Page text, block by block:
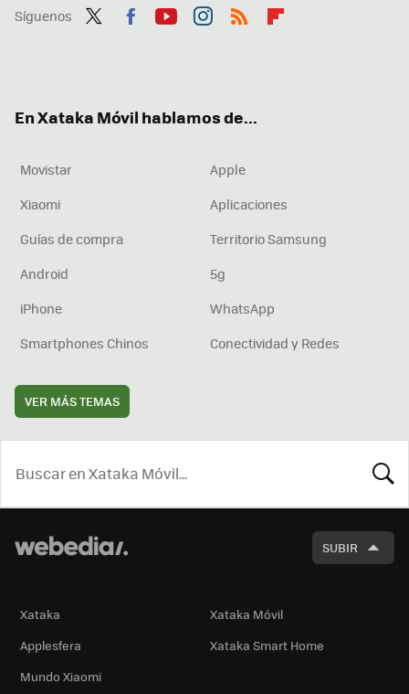
Síguenos
En Xataka Móvil hablamos de...
Movistar
Apple
Xiaomi
Aplicaciones
Guías de compra
Territorio Samsung
Android
5g
iPhone
WhatsApp
Smartphones Chinos
Conectividad y Redes
VER MÁS TEMAS
SUBIR
Xataka
Xataka Móvil
Applesfera
Xataka Smart Home
Mundo Xiaomi